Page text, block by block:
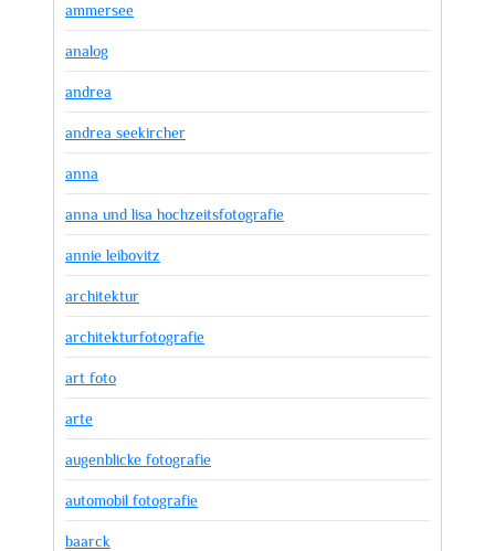
ammersee
analog
andrea
andrea seekircher
anna
anna und lisa hochzeitsfotografie
annie leibovitz
architektur
architekturfotografie
art foto
arte
augenblicke fotografie
automobil fotografie
baarck